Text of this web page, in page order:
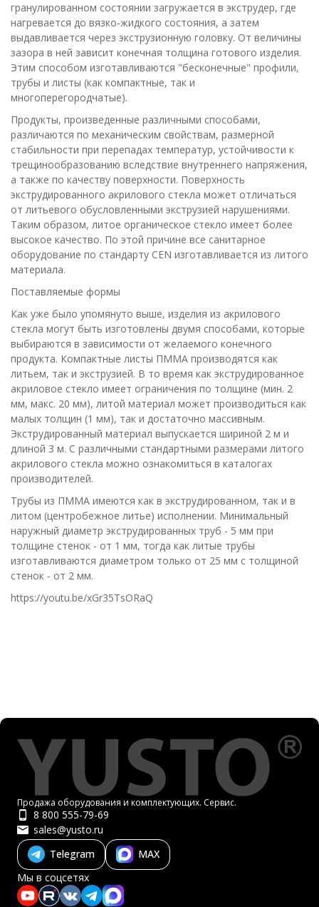
гранулированном состоянии загружается в экструдер, где
нагревается до вязко-жидкого состояния, а затем
выдавливается через экструзионную головку. От величины
зазора в ней зависит конечная толщина готового изделия.
Этим способом изготавливаются "бесконечные" профили,
трубы и листы (как компактные, так и
многоперегородчатые).
Продукты, произведенные различными способами,
различаются по механическим свойствам, размерной
стабильности при перепадах температур, устойчивости к
трещинообразованию вследствие внутреннего напряжения,
а также по качеству поверхности. Поверхность
экструдированного акрилового стекла может отличаться
от литьевого обусловленными экструзией нарушениями.
Таким образом, литое органическое стекло имеет более
высокое качество. По этой причине все санитарное
оборудование по стандарту CEN изготавливается из литого
материала.
Поставляемые формы
Как уже было упомянуто выше, изделия из акрилового
стекла могут быть изготовлены двумя способами, которые
выбираются в зависимости от желаемого конечного
продукта. Компактные листы ПММА производятся как
литьем, так и экструзией. В то время как экструдированное
акриловое стекло имеет ограничения по толщине (мин. 2
мм, макс. 20 мм), литой материал может производиться как
малых толщин (1 мм), так и достаточно массивным.
Экструдированный материал выпускается шириной 2 м и
длиной 3 м. С различными стандартными размерами литого
акрилового стекла можно ознакомиться в каталогах
производителей.
Трубы из ПММА имеются как в экструдированном, так и в
литом (центробежное литье) исполнении. Минимальный
наружный диаметр экструдированных труб - 5 мм при
толщине стенок - от 1 мм, тогда как литые трубы
изготавливаются диаметром только от 25 мм с толщиной
стенок - от 2 мм.
https://youtu.be/xGr35TsORaQ
Продажа оборудования и комплектующих. Сервис.
8 800 555-79-69
sales@yusto.ru
Telegram
MAX
Мы в соцсетях